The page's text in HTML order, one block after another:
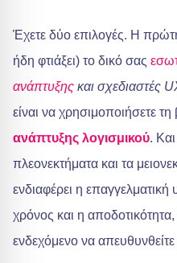
Έχετε δύο επιλογές. Η πρώτη
ήδη φτιάξει) το δικό σας
ανάπτυξης και σχεδιαστές
είναι να χρησιμοποιήσετε τη
ανάπτυξης λογισμικού.
πλεονεκτήματα και τα
ενδιαφέρει η
χρόνος και η
ενδεχόμενο να